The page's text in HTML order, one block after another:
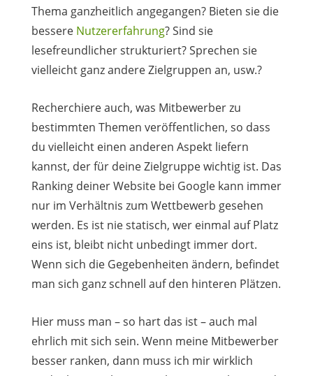
Thema ganzheitlich angegangen? Bieten sie die
bessere Nutzererfahrung? Sind sie
lesefreundlicher strukturiert? Sprechen sie
vielleicht ganz andere Zielgruppen an, usw.?
Recherchiere auch, was Mitbewerber zu
bestimmten Themen veröffentlichen, so dass
du vielleicht einen anderen Aspekt liefern
kannst, der für deine Zielgruppe wichtig ist. Das
Ranking deiner Website bei Google kann immer
nur im Verhältnis zum Wettbewerb gesehen
werden. Es ist nie statisch, wer einmal auf Platz
eins ist, bleibt nicht unbedingt immer dort.
Wenn sich die Gegebenheiten ändern, befindet
man sich ganz schnell auf den hinteren Plätzen.
Hier muss man – so hart das ist – auch mal
ehrlich mit sich sein. Wenn meine Mitbewerber
besser ranken, dann muss ich mir wirklich